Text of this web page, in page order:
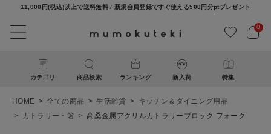
11,000円(税込)以上で送料無料 / 新規会員登録ですぐ使える500円分ptプレゼント
0
カテゴリ 商品検索 ランキング 新入荷 特集
HOME 全ての商品 生活雑貨
キッチン＆ダイニング用品
カトラリー・箸
高桑金属アクリルカトラリーブロック フォーク